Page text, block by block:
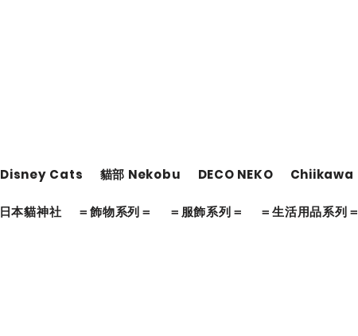
Disney Cats 貓部 Nekobu DECO NEKO Chiikawa
日本貓神社 ＝飾物系列＝ ＝服飾系列＝ ＝生活用品系列＝